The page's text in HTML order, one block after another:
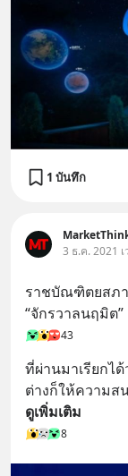
1 บันทึก
3 ธ.ค. 2021
ราชบัณฑิตยสภา
“จักรวาลนฤมิต”
43
ที่ผ่านมาเรียกไ
ต่างก็ให้ความส
ดูเพิ่มเติม
8